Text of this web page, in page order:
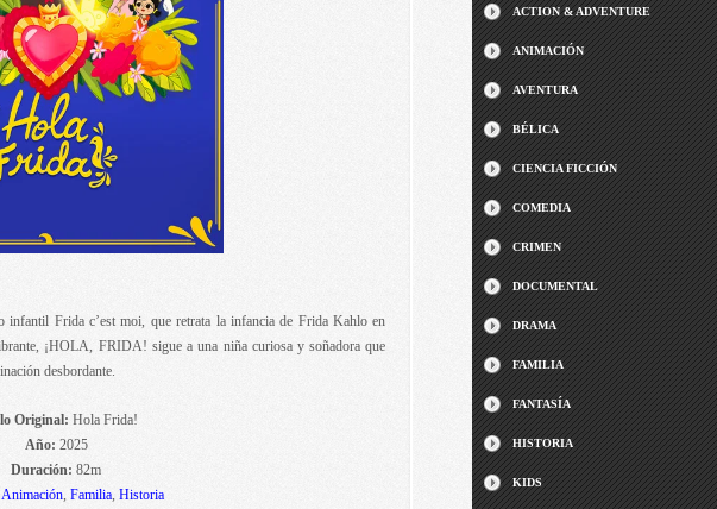
infantil Frida c’est moi, que retrata la infancia de Frida Kahlo en
¡HOLA, FRIDA! sigue a una niña curiosa y soñadora que
desbordante.
Original: Hola Frida!
Año: 2025
Duración: 82m
Animación, Familia, Historia
ACTION & ADVENTURE
ANIMACIÓN
AVENTURA
BÉLICA
CIENCIA FICCIÓN
COMEDIA
CRIMEN
DOCUMENTAL
DRAMA
FAMILIA
FANTASÍA
HISTORIA
KIDS